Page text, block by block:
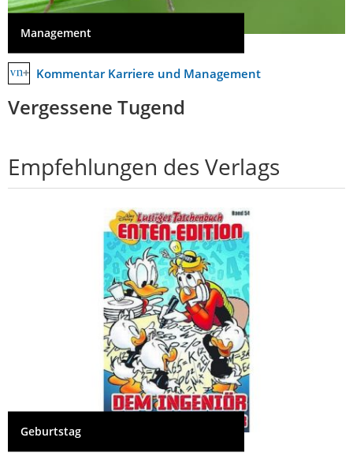
Management
Kommentar Karriere und Management
Vergessene Tugend
Empfehlungen des Verlags
Geburtstag